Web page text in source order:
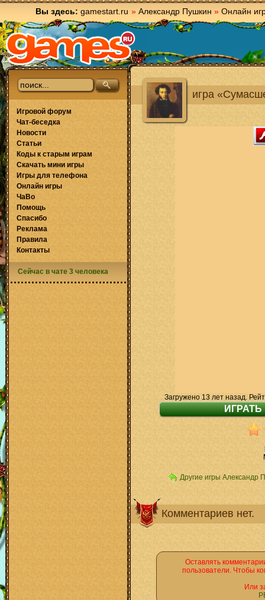
Вы здесь: gamestart.ru » Александр Пушкин » Онлайн
игра
Загружено 13 лет назад.
Другие игры Александр
Комментариев нет.
Оставлять
пользователи. Чтобы
Или
Игровой форум
Чат-беседка
Новости
Статьи
Коды к старым играм
Скачать мини игры
Игры для телефона
Онлайн игры
ЧаВо
Помощь
Спасибо
Реклама
Правила
Контакты
Сейчас в чате 3 человека